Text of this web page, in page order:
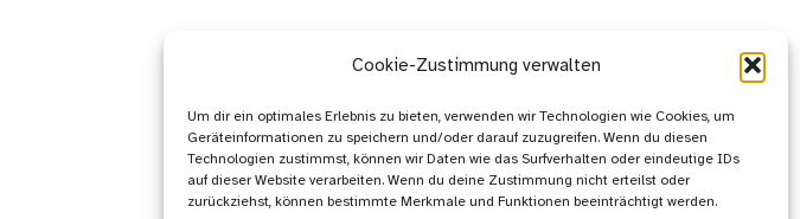
Cookie-Zustimmung verwalten
Um dir ein optimales Erlebnis zu bieten, verwenden wir Technologien wie Cookies, um
Geräteinformationen zu speichern und/oder darauf zuzugreifen. Wenn du diesen
Technologien zustimmst, können wir Daten wie das Surfverhalten oder eindeutige IDs
auf dieser Website verarbeiten. Wenn du deine Zustimmung nicht erteilst oder
zurückziehst, können bestimmte Merkmale und Funktionen beeinträchtigt werden.